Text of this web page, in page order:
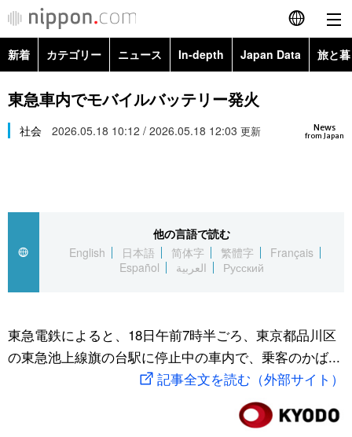
English
简体字
繁體字
العربية
社会
旅と暮らし
新着 カテゴリー ニュース In-depth Japan Data 旅と
政治・外交
経済・ビジネス
社会
文化
科学・技術
暮らし
Images
お知らせ
東急車内でモバイルバッテリー発火
News
from Japan
社会 2026.05.18 10:12 / 2026.05.18 12:03 更新
他の言語で読む
English
日本語 简体字 繁體字
Français
Español
العربية Русский
東急電鉄によると、18日午前7時半ごろ、東京都品川区
の東急池上線旗の台駅に停止中の車内で、乗客のかば...
記事全文を読む（外部サイト）